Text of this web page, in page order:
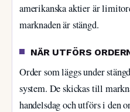
amerikanska aktier är
marknaden är stängd.
NÄR UTFÖRS
Order som läggs under
system. De skickas till
handelsdag och utförs i den